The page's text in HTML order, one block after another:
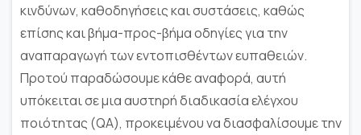
κινδύνων, καθοδηγήσεις και συστάσεις, καθώς
επίσης και βήμα-προς-βήμα οδηγίες για την
αναπαραγωγή των εντοπισθέντων ευπαθειών.
Προτού παραδώσουμε κάθε αναφορά, αυτή
υπόκειται σε μια αυστηρή διαδικασία ελέγχου
ποιότητας (QA), προκειμένου να διασφαλίσουμε την